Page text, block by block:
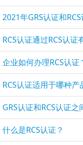
2021年GRS认证和
RCS认证通过RCS认证
企业如何办理RCS认证
RCS认证适用于哪种
GRS认证和RCS认证之
什么是RCS认证？